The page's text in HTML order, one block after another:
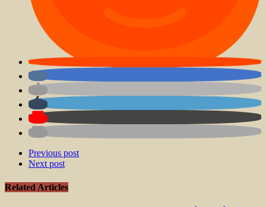
Previous post
Next post
Related Articles